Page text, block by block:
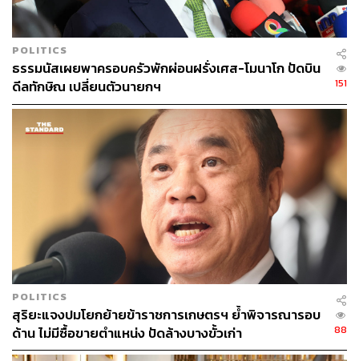
ขณะที่กระทู้ถามสดเรื่องการทุจริตโครงการรับจำนำข้าว
อดีตนายกฯ ยิ่งลักษณ์ไม่เคยมาชี้แจงเรื่องนี้ด้วยตัวเองแม้แต่
ครั้งเดียว
ด้าน ดร. นันทนา นันทวโรภาส คณบดีวิทยาลัยสื่อสาร
การเมือง มหาวิทยาลัยเกริก เคยวิเคราะห์การสื่อสารของ
อดีตนายกฯ ยิ่งลักษณ์ไว้ว่า แม้ยิ่งลักษณ์จะเป็นคนที่สื่อสารได้
ไม่ดี แต่ก็รู้วิธีการจัดการจุดอ่อนของตนเองให้สามารถ
สื่อสารกับประชาชนได้ โดยใช้ทีมงานเข้ามาตอบคำถาม ไม่
เอาตนเองเข้าไปปะทะ ทำให้มีภาพลักษณ์เป็นคนอ่อนโยน
ถ่อมตัว และสุภาพ
นิรโทษกรรมเหมาเข่ง ชนวนเหตุปิดฉากนายกฯ หญิง
วันที่ 1 พฤศจิกายน 2556 เวลา 4.30 น. พรรคเพื่อไทยดัน
พ.ร.บ. นิรโทษกรรม ฉบับเหมาเข่งจนผ่านรัฐสภา ท่ามกลาง
ความวุ่นวายระหว่างประชุม ส.ส. พรรคประชาธิปัตย์วอล์ก
เอาต์ออกจากห้องประชุม กล่าวได้ว่าการบิดเบือนในการผลัก
ดันกฎหมายนิรโทษกรรม จากเดิมที่จะนิรโทษกรรมเฉพาะ
ประชาชนผู้ถูกสลายการชุมนุม แต่บิดพลิ้วเพิ่มเติมรวมไปเจ้า
หน้าที่ระดับสูง และคดีของทักษิณ ชินวัตร ในภายหลังนั้นเป็น
POLITICS
ธรรมนัสเผยพาครอบครัวพักผ่อนฝรั่งเศส-โมนาโก ปัดบิน
ดีลทักษิณ เปลี่ยนตัวนายกฯ
151
POLITICS
สุริยะแจงปมโยกย้ายข้าราชการเกษตรฯ ย้ำพิจารณารอบ
ด้าน ไม่มีซื้อขายตำแหน่ง ปัดล้างบางขั้วเก่า
88